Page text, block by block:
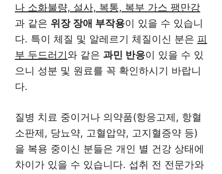
나 소화불량, 설사, 복통, 복부 가스 팽만감
과 같은 위장 장애 부작용이 있을 수 있습니
다. 특이 체질 및 알레르기 체질이신 분은 피
부 두드러기와 같은 과민 반응이 있을 수 있
으니 성분 및 원료를 꼭 확인하시기 바랍니
다.
질병 치료 중이거나 의약품(항응고제, 항혈
소판제, 당뇨약, 고혈압약, 고지혈증약 등)
을 복용 중이신 분들은 개인 별 건강 상태에
차이가 있을 수 있습니다. 섭취 전 전문가와